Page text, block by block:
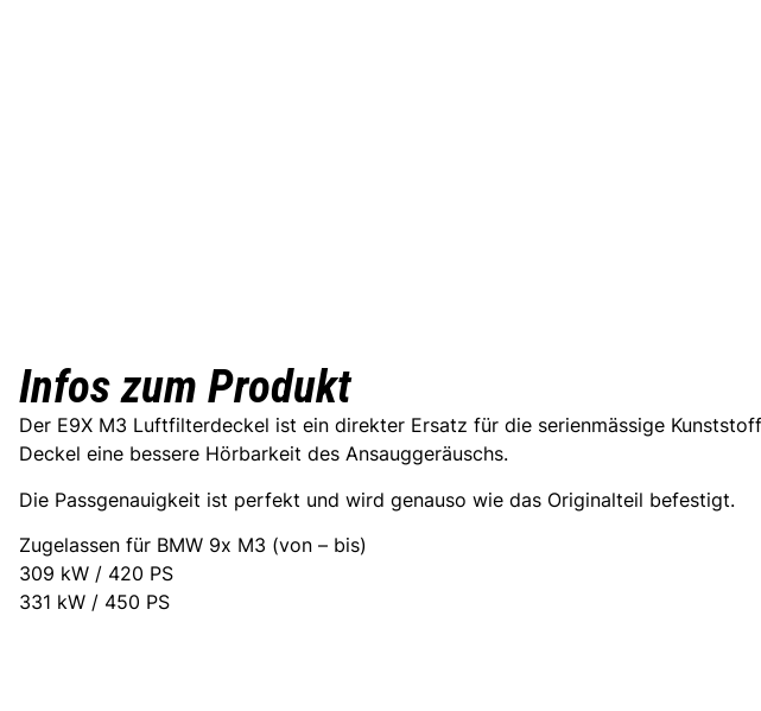
Infos zum Produkt
Der E9X M3 Luftfilterdeckel ist ein direkter Ersatz für die serienmässige
Deckel eine bessere Hörbarkeit des Ansauggeräuschs.
Die Passgenauigkeit ist perfekt und wird genauso wie das Originalteil befestigt.
Zugelassen für BMW 9x M3 (von – bis)
309 kW / 420 PS
331 kW / 450 PS